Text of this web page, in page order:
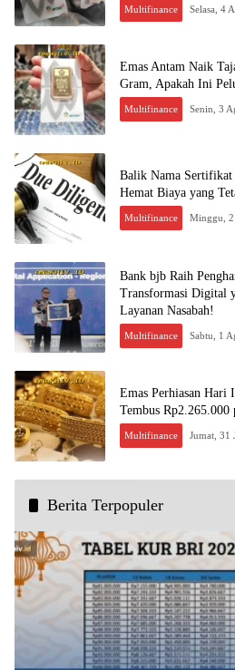
Multifinance
Emas Antam Naik
Gram, Apakah Ini
Multifinance
Balik Nama Sertifikat
Hemat Biaya yang
Multifinance
Bank bjb Raih
Transformasi Digital
Layanan Nasabah!
Multifinance
Emas Perhiasan Hari
Tembus Rp2.265.000
Multifinance
Berita Terpopuler